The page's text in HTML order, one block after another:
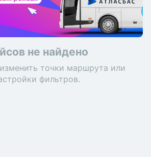
не найдено
точки маршрута или
фильтров.